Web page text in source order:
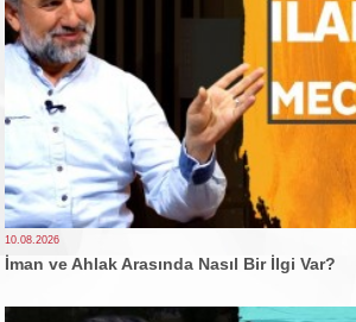
10.08.2026
İman ve Ahlak Arasında Nasıl Bir İlgi Var?